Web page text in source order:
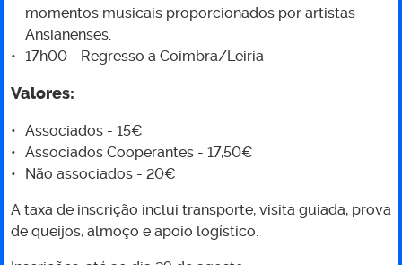
momentos musicais proporcionados por artistas
Ansianenses.
17h00 - Regresso a Coimbra/Leiria
Valores:
Associados - 15€
Associados Cooperantes - 17,50€
Não associados - 20€
A taxa de inscrição inclui transporte, visita guiada, prova
de queijos, almoço e apoio logístico.